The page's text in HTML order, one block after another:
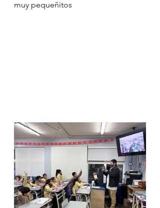
muy pequeñitos